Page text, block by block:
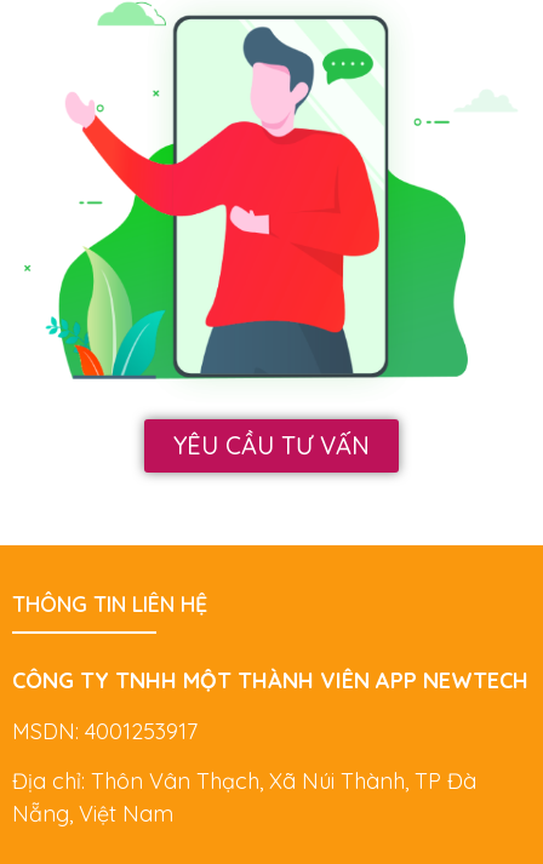
YÊU CẦU TƯ VẤN
THÔNG TIN LIÊN HỆ
CÔNG TY TNHH MỘT THÀNH VIÊN APP NEWTECH
MSDN: 4001253917
Địa chỉ: Thôn Vân Thạch, Xã Núi Thành, TP Đà
Nẵng, Việt Nam